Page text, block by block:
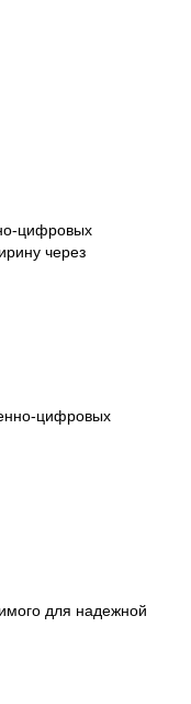
цифровых
через
цифровых
для надежной